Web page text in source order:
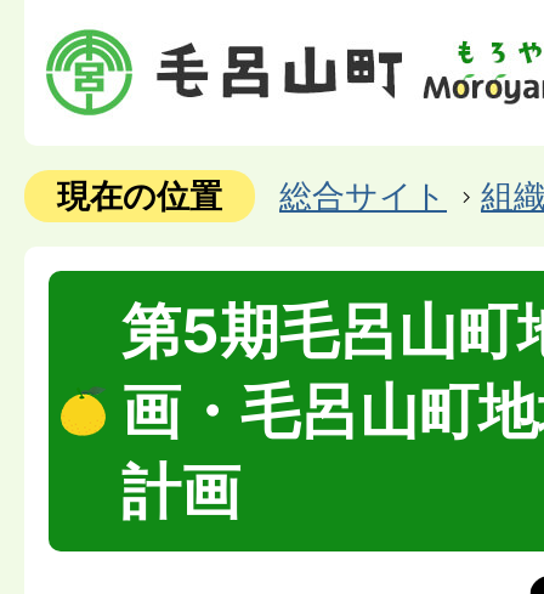
現在の位置 総合サイト 組
第5期毛呂山町
画・毛呂山町
計画